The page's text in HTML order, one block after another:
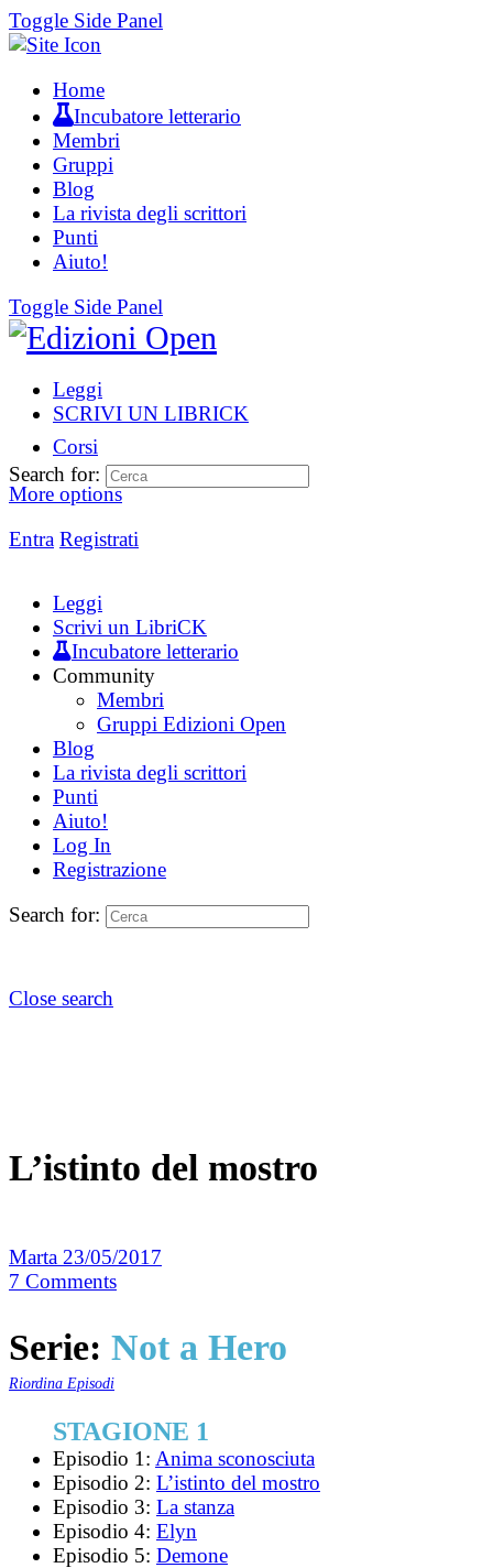
Toggle Side Panel
Home
Incubatore letterario
Membri
Gruppi
Blog
La rivista degli scrittori
Punti
Aiuto!
Toggle Side Panel
Leggi
SCRIVI UN LIBRICK
Corsi
More options
Entra Registrati
Search for:
Leggi
Scrivi un LibriCK
Incubatore letterario
Community
Membri
Gruppi Edizioni Open
Blog
La rivista degli scrittori
Punti
Aiuto!
Log In
Registrazione
Search for:
Close search
L’istinto del mostro
Marta 23/05/2017
7 Comments
Serie: Not a Hero
Riordina Episodi
STAGIONE 1
Episodio 1: Anima sconosciuta
Episodio 2: L’istinto del mostro
Episodio 3: La stanza
Episodio 4: Elyn
Episodio 5: Demone